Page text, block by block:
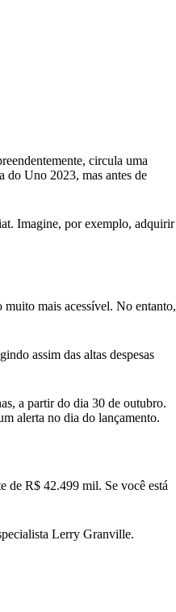
circula uma
do Uno 2023, mas antes de
Imagine, por exemplo, adquirir
muito mais acessível. No entanto,
assim das altas despesas
a partir do dia 30 de outubro.
alerta no dia do lançamento.
de R$ 42.499 mil. Se você está
Lerry Granville.